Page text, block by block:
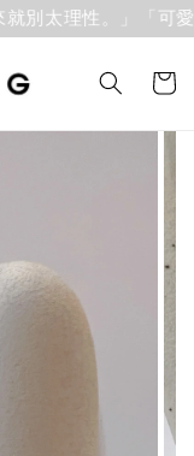
別太理性。」「可愛